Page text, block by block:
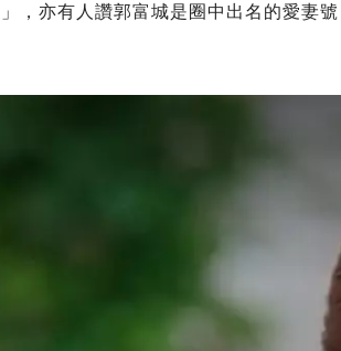
，亦有人讚郭富城是圈中出名的愛妻